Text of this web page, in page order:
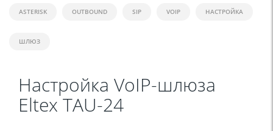
ASTERISK OUTBOUND SIP VOIP НАСТРОЙКА
ШЛЮЗ
Настройка VoIP-шлюза
Eltex TAU-24